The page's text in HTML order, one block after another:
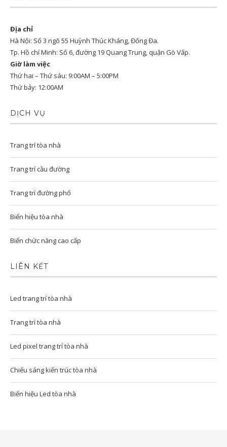
Địa chỉ
Hà Nội: Số 3 ngõ 55 Huỳnh Thúc Kháng, Đống Đa.
Tp. Hồ chí Minh: Số 6, đường 19 Quang Trung, quận Gò Vấp.
Giờ làm việc
Thứ hai – Thứ sáu: 9:00AM – 5:00PM
Thứ bảy: 12:00AM
DỊCH VỤ
Trang trí tòa nhà
Trang trí cầu đường
Trang trí đường phố
Biển hiệu tòa nhà
Biển chức năng cao cấp
LIÊN KẾT
Led trang trí tòa nhà
Trang trí tòa nhà
Led pixel trang trí tòa nhà
Chiếu sáng kiến trúc tòa nhà
Biển hiệu Led tòa nhà